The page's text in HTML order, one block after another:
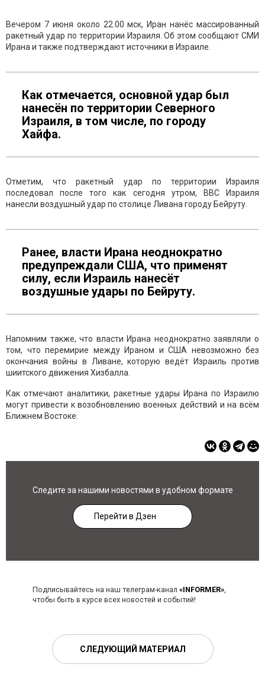
Вечером 7 июня около 22.00 мск, Иран нанёс массированный
ракетный удар по территории Израиля. Об этом сообщают СМИ
Ирана и также подтверждают источники в Израиле.
Как отмечается, основной удар был
нанесён по территории Северного
Израиля, в том числе, по городу
Хайфа.
Отметим, что ракетный удар по территории Израиля
последовал после того как сегодня утром, ВВС Израиля
нанесли воздушный удар по столице Ливана городу Бейруту.
Ранее, власти Ирана неоднократно
предупреждали США, что применят
силу, если Израиль нанесёт
воздушные удары по Бейруту.
Напомним также, что власти Ирана неоднократно заявляли о
том, что перемирие между Ираном и США невозможно без
окончания войны в Ливане, которую ведёт Израиль против
шиитского движения Хизбалла.
Как отмечают аналитики, ракетные удары Ирана по Израилю
могут привести к возобновлению военных действий и на всём
Ближнем Востоке.
Следите за нашими новостями в удобном формате
Перейти в Дзен
Подписывайтесь на наш телеграм-канал «INFORMER»,
чтобы быть в курсе всех новостей и событий!
СЛЕДУЮЩИЙ МАТЕРИАЛ